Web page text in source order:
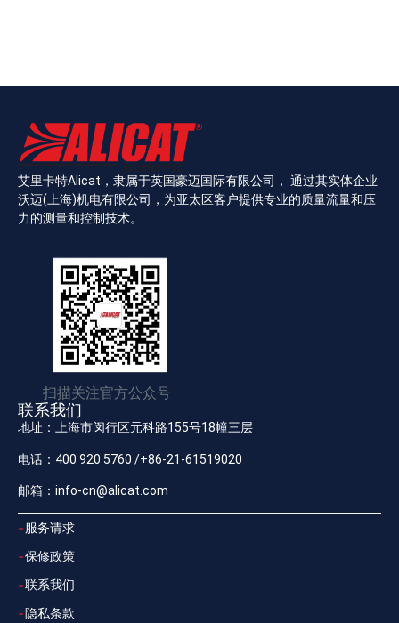
艾里卡特Alicat，隶属于英国豪迈国际有限公司， 通过其实体企业
沃迈(上海)机电有限公司，为亚太区客户提供专业的质量流量和压
力的测量和控制技术。
扫描关注官方公众号
联系我们
地址：上海市闵行区元科路155号18幢三层
电话：400 920 5760 /+86-21-61519020
邮箱：info-cn@alicat.com
服务请求
保修政策
联系我们
隐私条款